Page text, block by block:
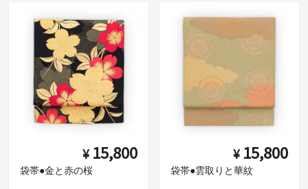
¥ 15,800
袋帯●金と赤の桜
¥ 15,800
袋帯●雲取りと華紋